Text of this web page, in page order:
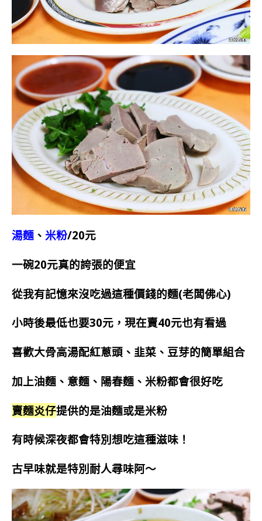
湯麵 、 米粉/20元
一碗20元真的誇張的便宜
從我有記憶來沒吃過這種價錢的麵(老闆佛心)
小時後最低也要30元，現在賣40元也有看過
喜歡大骨高湯配紅蔥頭、韭菜、豆芽的簡單組合
加上油麵、意麵、陽春麵、米粉都會很好吃
賣麵炎仔提供的是油麵或是米粉
有時候深夜都會特別想吃這種滋味！
古早味就是特別耐人尋味阿～